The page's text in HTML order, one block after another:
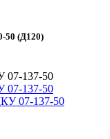
50 (Д120)
07-137-50
07-137-50